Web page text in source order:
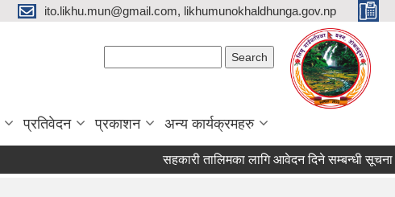
ito.likhu.mun@gmail.com, likhumunokhaldhunga.gov.np
प्रतिवेदन प्रकाशन अन्य कार्यक्रमहरु
सहकारी तालिमका लागि आवेदन दिने सम्बन्धी सूचना !!!